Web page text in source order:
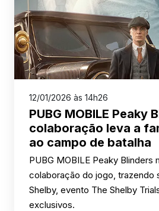
12/01/2026 às 14h26
PUBG MOBILE Peaky
colaboração leva a
ao campo de batalha
PUBG MOBILE Peaky Blinders
colaboração do jogo, trazendo
Shelby, evento The Shelby
exclusivos.